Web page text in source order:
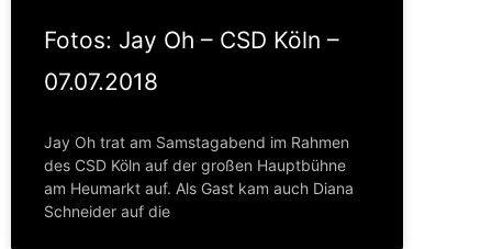
Fotos: Jay Oh – CSD Köln –
07.07.2018
Jay Oh trat am Samstagabend im Rahmen
des CSD Köln auf der großen Hauptbühne
am Heumarkt auf. Als Gast kam auch Diana
Schneider auf die